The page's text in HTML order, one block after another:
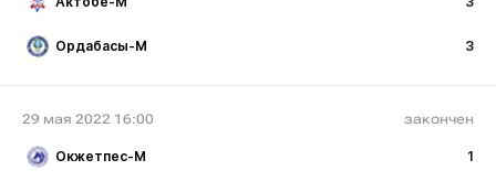
Ордабасы-М 3
29 мая 2022 16:00 закончен
Окжетпес-М 1